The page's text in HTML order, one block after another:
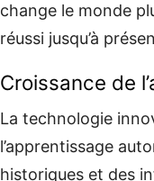
change le monde
réussi jusqu’à
Croissance de
La technologie
l’apprentissage
historiques et des